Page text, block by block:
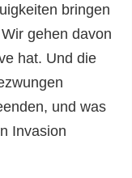
bringen
gehen davon
hat. Und die
und was
Invasion